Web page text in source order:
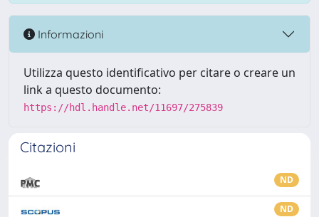
Informazioni
Utilizza questo identificativo per citare o creare un
link a questo documento:
https://hdl.handle.net/11697/275839
Citazioni
ND
ND